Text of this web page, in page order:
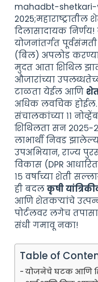
mahadbt-
दिलासादायक
योजनांतर्गत
(बिल) अपलोड
मुदत आता शिथिल
औजारांच्या
टाळता येईल आणि
अधिक लवचिक होईल.
संचालकांच्या ११
शिथिलता सन २०२५-
लाभार्थी निवड
उपअभियान, राज्य
विकास (DPR
१५ वर्षांच्या शेती
ही बदल कृषी
आणि शेतकऱ्यांचे
पोर्टलवर लगेच
संधी गमावू नका!
Table of
योजनेचे घटक आणि